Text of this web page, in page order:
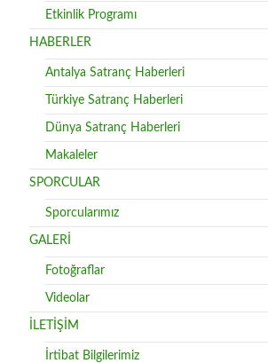
Etkinlik Programı
HABERLER
Antalya Satranç Haberleri
Türkiye Satranç Haberleri
Dünya Satranç Haberleri
Makaleler
SPORCULAR
Sporcularımız
GALERİ
Fotoğraflar
Videolar
İLETİŞİM
İrtibat Bilgilerimiz